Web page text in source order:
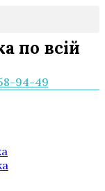
по всій
94-49